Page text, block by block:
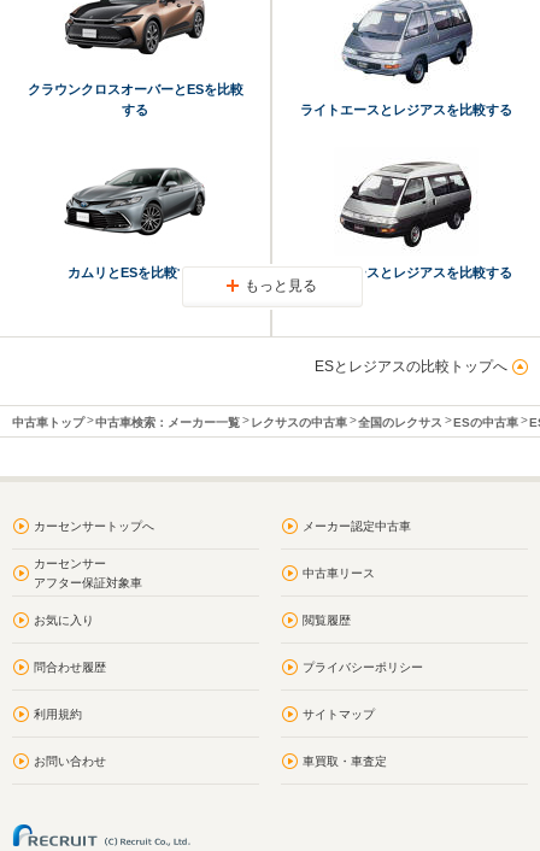
クラウンクロスオーバーとESを比較
する
カムリとESを比較する
ライトエースとレジアスを比較する
タウンエースとレジアスを比較する
もっと見る
ESとレジアスの比較トップへ
中古車トップ 中古車検索：メーカー一覧 レクサスの中古車 全国のレクサス ESの中古車
カーセンサートップへ メーカー認定中古車
カーセンサー
アフター保証対象車
中古車リース
お気に入り 閲覧履歴
問合わせ履歴 プライバシーポリシー
利用規約 サイトマップ
お問い合わせ 車買取・車査定